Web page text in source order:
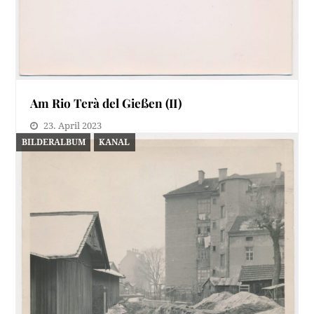
Am Rio Terà del Gießen (II)
23. April 2023
Die jüngere Leser*innenschaft kennt das Phänomen
der After-Binge-Depression, eine genau genommen
BILDERALBUM KANAL